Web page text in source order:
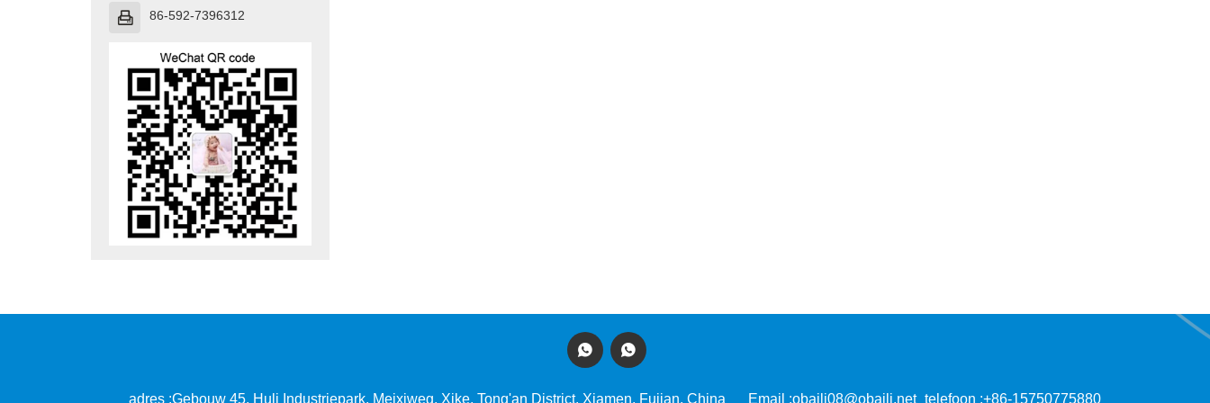
 86-592-7396312
 
adres :Gebouw 45, Huli Industriepark, Meixiweg, Xike, Tong'an District, Xiamen, Fujian, China Email :obaili08@obaili.net telefoon :+86-15750775880